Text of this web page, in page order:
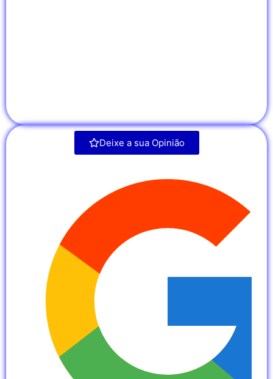
Deixe a sua Opinião